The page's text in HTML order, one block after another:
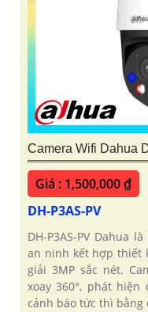
Camera Wifi Dahua
Giá : 1,500,000 ₫
DH-P3AS-PV
DH-P3AS-PV Dahua
an ninh kết hợp thiết
giải 3MP sắc nét.
xoay 360°, phát
cảnh báo tức thì bằng